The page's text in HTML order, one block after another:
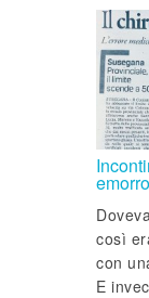
così
con
E